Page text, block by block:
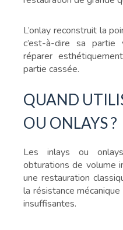
L’onlay reconstruit la
c’est-à-dire sa
réparer
partie cassée.
QUAND
OU ONLAYS ?
Les inlays ou
obturations de volume
une restauration
la résistance
insuffisantes.